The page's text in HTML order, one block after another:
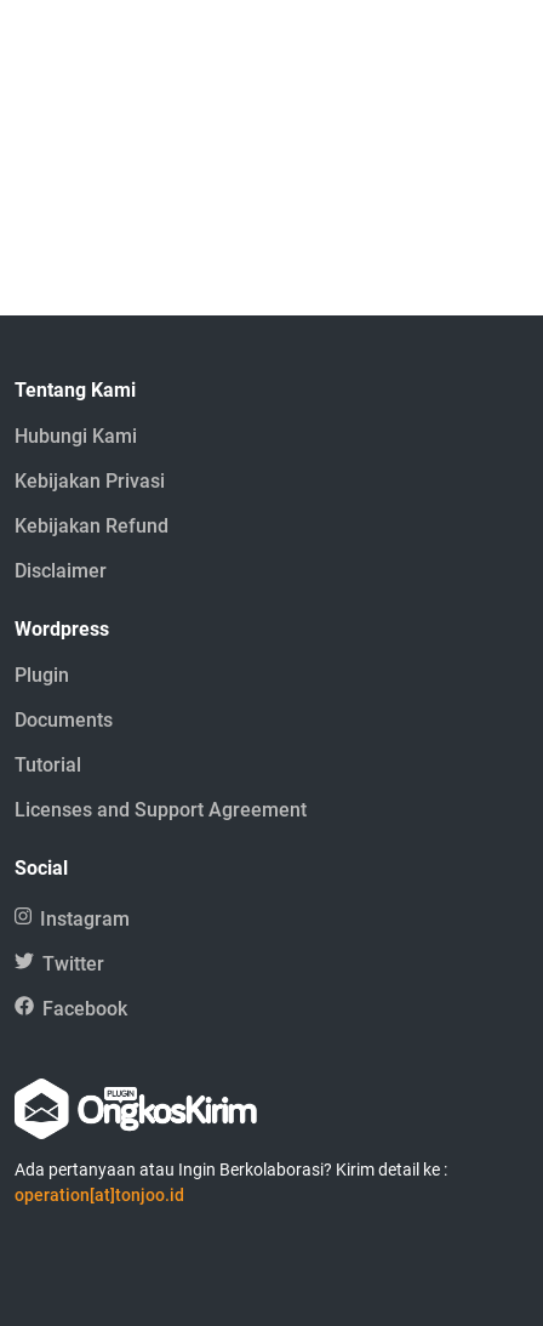
Tentang Kami
Hubungi Kami
Kebijakan Privasi
Kebijakan Refund
Disclaimer
Wordpress
Plugin
Documents
Tutorial
Licenses and Support Agreement
Social
Instagram
Twitter
Facebook
Ada pertanyaan atau Ingin Berkolaborasi? Kirim detail ke :
operation[at]tonjoo.id